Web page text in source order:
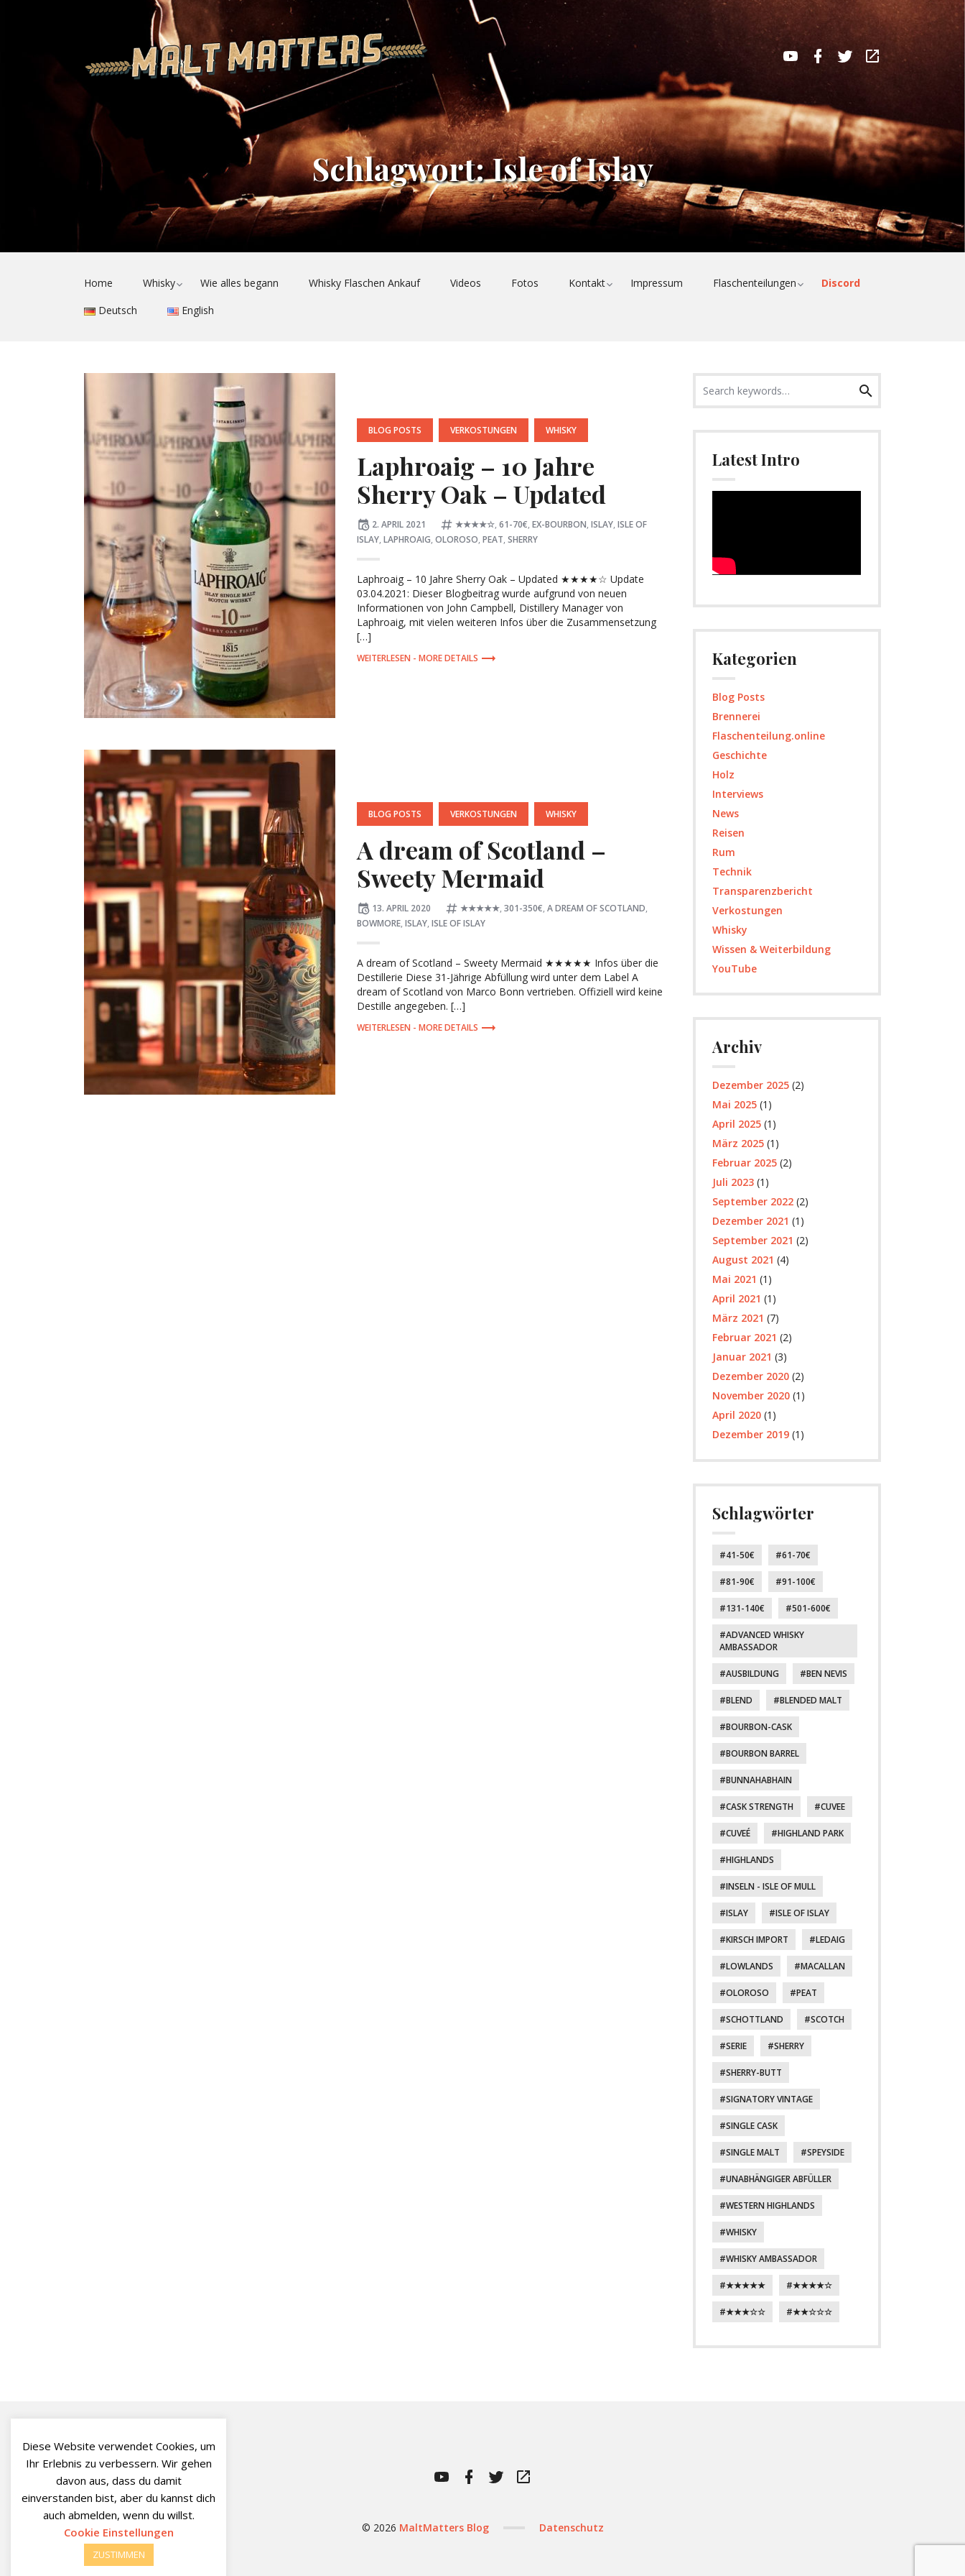
QUALITATIV
HOCHWERTIGE,
TIEFGRÜNDIGE
WHISKY-
BLOGBEITRÄGE
MIT
WISSENSCHAFTLICHEM
UND
HISTORISCHEM
FOKUS
|
SLÀINTE
MHATH!
MaltMatters
MaltMatters
MaltMatters
WhiskyBase
Schlagwort:Isle of Islay
Home Whisky
child
menu
Wie alles begann Whisky Flaschen Ankauf Videos Fotos Kontakt
child
Impressum Flaschenteilungen
Toggle
child
Discord
Deutsch
English
POSTED
BLOG POSTS VERKOSTUNGEN WHISKY
Laphroaig – 10 Jahre
Sherry Oak – Updated
Posted
on
2. APRIL 2021 Tagged:
★★★★☆, 61-70€, EX-BOURBON, ISLAY, ISLE OF
ISLAY, LAPHROAIG, OLOROSO, PEAT, SHERRY
Laphroaig – 10 Jahre Sherry Oak – Updated ★★★★☆ Update
03.04.2021: Dieser Blogbeitrag wurde aufgrund von neuen
Informationen von John Campbell, Distillery Manager von
Laphroaig, mit vielen weiteren Infos über die Zusammensetzung
[…]
MORE DETAILS
POSTED
BLOG POSTS VERKOSTUNGEN WHISKY
A dream of Scotland –
Sweety Mermaid
Posted
on
13. APRIL 2020 Tagged:
★★★★★, 301-350€, A DREAM OF SCOTLAND,
BOWMORE, ISLAY, ISLE OF ISLAY
A dream of Scotland – Sweety Mermaid ★★★★★ Infos über die
Destillerie Diese 31-Jährige Abfüllung wird unter dem Label A
dream of Scotland von Marco Bonn vertrieben. Offiziell wird keine
Destille angegeben. […]
MORE DETAILS
for:
Search
Latest Intro
Kategorien
Blog Posts
Brennerei
Flaschenteilung.online
Geschichte
Holz
Interviews
News
Reisen
Rum
Technik
Transparenzbericht
Verkostungen
Whisky
Wissen & Weiterbildung
YouTube
Archiv
Dezember 2025 (2)
Mai 2025 (1)
April 2025 (1)
März 2025 (1)
Februar 2025 (2)
Juli 2023 (1)
September 2022 (2)
Dezember 2021 (1)
September 2021 (2)
August 2021 (4)
Mai 2021 (1)
April 2021 (1)
März 2021 (7)
Februar 2021 (2)
Januar 2021 (3)
Dezember 2020 (2)
November 2020 (1)
April 2020 (1)
Dezember 2019 (1)
Schlagwörter
41-50€ 61-70€
81-90€ 91-100€
131-140€ 501-600€
ADVANCED WHISKY
AMBASSADOR
AUSBILDUNG BEN NEVIS
BLEND BLENDED MALT
BOURBON-CASK
BOURBON BARREL
BUNNAHABHAIN
CASK STRENGTH CUVEE
CUVEÉ HIGHLAND PARK
HIGHLANDS
INSELN - ISLE OF MULL
ISLAY ISLE OF ISLAY
KIRSCH IMPORT LEDAIG
LOWLANDS MACALLAN
OLOROSO PEAT
SCHOTTLAND SCOTCH
SERIE SHERRY
SHERRY-BUTT
SIGNATORY VINTAGE
SINGLE CASK
SINGLE MALT SPEYSIDE
UNABHÄNGIGER ABFÜLLER
WESTERN HIGHLANDS
WHISKY
WHISKY AMBASSADOR
★★★★★ ★★★★☆
★★★☆☆ ★★☆☆☆
MaltMatters
YouTube
MaltMatters
Facebook
MaltMatters
WhiskyBase
© 2026 MaltMatters Blog Datenschutz
Diese Website verwendet Cookies, um
Ihr Erlebnis zu verbessern. Wir gehen
davon aus, dass du damit
einverstanden bist, aber du kannst dich
auch abmelden, wenn du willst.
Cookie Einstellungen
ZUSTIMMEN